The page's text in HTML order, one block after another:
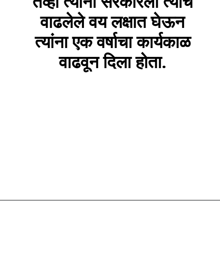
वाढलेले वय लक्षात घेऊन
त्यांना एक वर्षाचा कार्यकाळ
वाढवून दिला होता.